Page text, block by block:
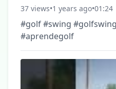
37 views•1 years ago•01:24
#golf #swing
#aprendegolf